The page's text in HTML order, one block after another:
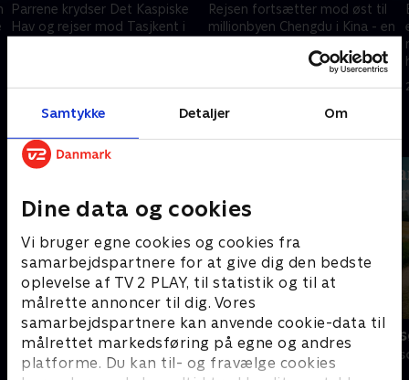
Samtykke Detaljer Om
Dine data og cookies
Vi bruger egne cookies og cookies fra
samarbejdspartnere for at give dig den bedste
oplevelse af TV 2 PLAY, til statistik og til at
målrette annoncer til dig. Vores
samarbejdspartnere kan anvende cookie-data til
målrettet markedsføring på egne og andres
platforme. Du kan til- og fravælge cookies
Parrene krydser Det Kaspiske
Hav og rejser mod Tasjkent i
14. april 2020 • 40 min
Rejsen fortsætter mod øst til
millionbyen Chengdu i Kina - en
det kinesiske sprog giver alle
parrene store udfordringer.
21. april 2020 • 40 min
Andre så også
Forræder
Reality • 4 sæsoner
Landmand
Reality • 13